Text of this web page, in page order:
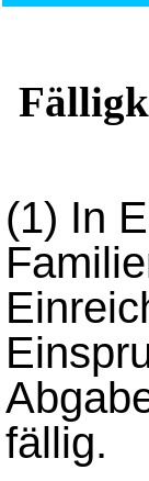
(1) In
fällig.